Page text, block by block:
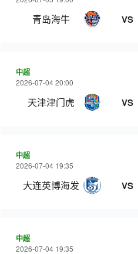
青岛海牛 VS
中超
2026-07-04 20:00
天津津门虎 VS
中超
2026-07-04 19:35
大连英博海发 VS
中超
2026-07-04 19:35